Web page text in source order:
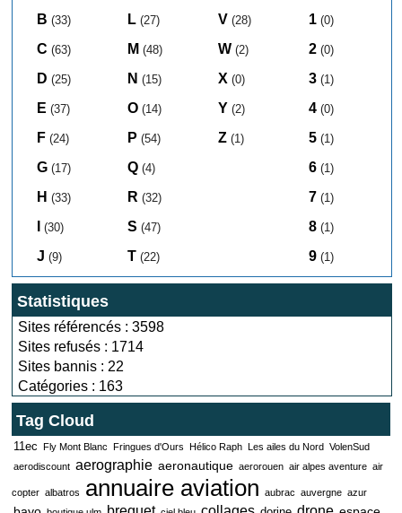
B (33)
C (63)
D (25)
E (37)
F (24)
G (17)
H (33)
(30)
J (9)
L (27)
M (48)
N (15)
O (14)
P (54)
Q (4)
R (32)
S (47)
T (22)
V (28)
W (2)
X (0)
Y (2)
Z (1)
1 (0)
2 (0)
3 (1)
4 (0)
5 (1)
6 (1)
7 (1)
8 (1)
9 (1)
Statistiques
Sites référencés : 3598
Sites refusés : 1714
Sites bannis : 22
Catégories : 163
Tag Cloud
11ec Fly Mont Blanc Fringues d'Ours Hélico Raph Les ailes du Nord VolenSud
aerodiscount aerographie aeronautique aerorouen air alpes aventure air
copter albatros annuaire aviation aubrac auvergne azur